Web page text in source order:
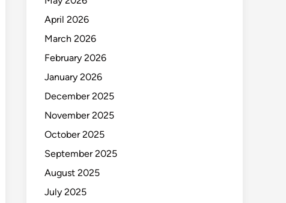
April 2026
March 2026
February 2026
January 2026
December 2025
November 2025
October 2025
September 2025
August 2025
July 2025